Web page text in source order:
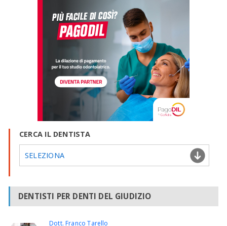
CERCA IL DENTISTA
SELEZIONA
DENTISTI PER DENTI DEL GIUDIZIO
Dott. Franco Tarello